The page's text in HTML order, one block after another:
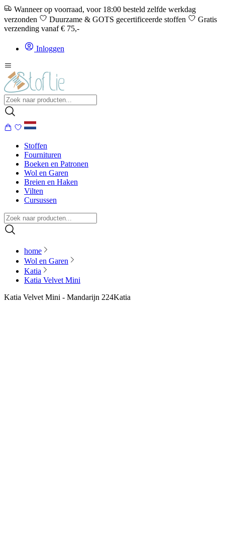
Wanneer op voorraad, voor 18:00 besteld zelfde werkdag
verzonden
Duurzame & GOTS gecertificeerde stoffen
Gratis
verzending vanaf € 75,-
Inloggen
Stoffen
Fournituren
Boeken en Patronen
Wol en Garen
Breien en Haken
Vilten
Cursussen
home
Wol en Garen
Katia
Katia Velvet Mini
Katia Velvet Mini - Mandarijn 224Katia